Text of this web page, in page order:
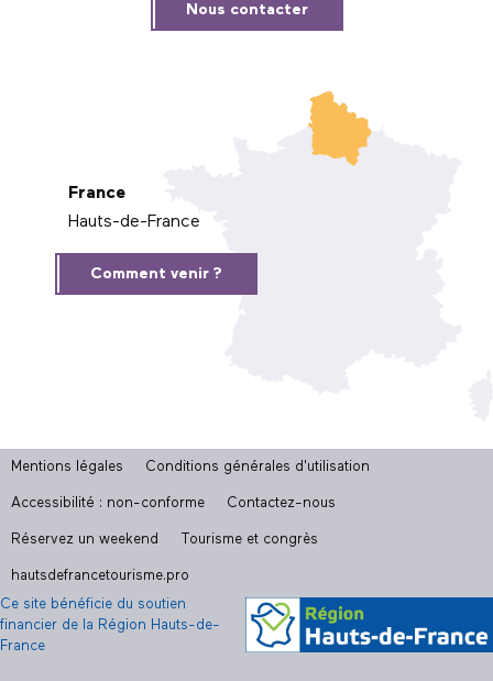
Nous contacter
France
Hauts-de-France
Comment venir ?
Mentions légales Conditions générales d'utilisation
Accessibilité : non-conforme Contactez-nous
Réservez un weekend Tourisme et congrès
hautsdefrancetourisme.pro
Ce site bénéficie du soutien
financier de la Région Hauts-de-
France